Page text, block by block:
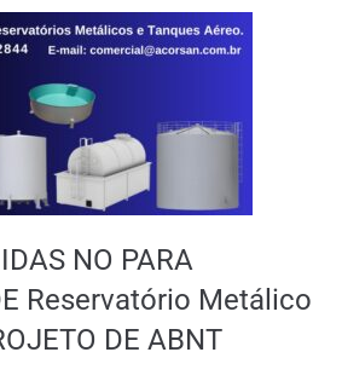
NO PARA
Reservatório Metálico
DE ABNT